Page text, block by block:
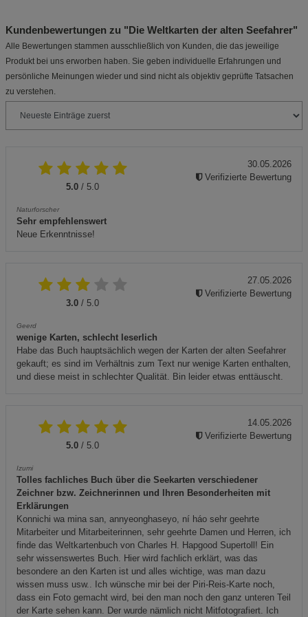
Kundenbewertungen zu "Die Weltkarten der alten Seefahrer"
Alle Bewertungen stammen ausschließlich von Kunden, die das jeweilige
Produkt bei uns erworben haben. Sie geben individuelle Erfahrungen und
persönliche Meinungen wieder und sind nicht als objektiv geprüfte Tatsachen
zu verstehen.
5.0 / 5.0
Naturforscher
Sehr empfehlenswert
Neue Erkenntnisse!
30.05.2026
Verifizierte Bewertung
3.0 / 5.0
Geerd
wenige Karten, schlecht leserlich
Habe das Buch hauptsächlich wegen der Karten der alten Seefahrer
gekauft; es sind im Verhältnis zum Text nur wenige Karten enthalten,
und diese meist in schlechter Qualität. Bin leider etwas enttäuscht.
27.05.2026
Verifizierte Bewertung
5.0 / 5.0
Izumi
Tolles fachliches Buch über die Seekarten verschiedener
Zeichner bzw. Zeichnerinnen und Ihren Besonderheiten mit
Erklärungen
Konnichi wa mina san, annyeonghaseyo, ní háo sehr geehrte
Mitarbeiter und Mitarbeiterinnen, sehr geehrte Damen und Herren, ich
finde das Weltkartenbuch von Charles H. Hapgood Supertoll! Ein
sehr wissenswertes Buch. Hier wird fachlich erklärt, was das
besondere an den Karten ist und alles wichtige, was man dazu
wissen muss usw.. Ich wünsche mir bei der Piri-Reis-Karte noch,
dass ein Foto gemacht wird, bei den man noch den ganz unteren Teil
der Karte sehen kann. Der wurde nämlich nicht Mitfotografiert. Ich
14.05.2026
Verifizierte Bewertung